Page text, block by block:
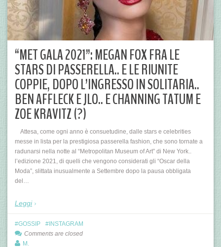
“MET GALA 2021”: MEGAN FOX FRA LE
STARS DI PASSERELLA.. E LE RIUNITE
COPPIE, DOPO L’INGRESSO IN SOLITARIA..
BEN AFFLECK E JLO.. E CHANNING TATUM E
ZOE KRAVITZ (?)
Attesa, come ogni anno è consuetudine, dalle stars e celebrities
messe in lista per la prestigiosa passerella fashion, che sono tornate a
radunarsi nella notte al “Metropolitan Museum of Art” di New York..
l’edizione 2021, di quelli che vengono considerati gli “Oscar della
Moda”, slittata inusualmente a Settembre dopo la pausa obbligata
del…
Leggi
GOSSIP
INSTAGRAM
Comments are closed
M.